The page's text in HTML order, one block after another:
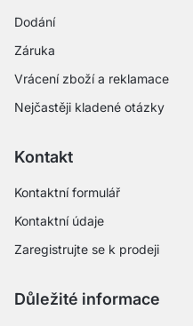
Dodání
Záruka
Vrácení zboží a reklamace
Nejčastěji kladené otázky
Kontakt
Kontaktní formulář
Kontaktní údaje
Zaregistrujte se k prodeji
Důležité informace